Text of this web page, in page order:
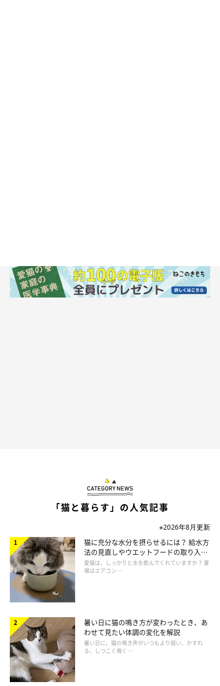
猫が不安や体調不良を抱えていることも
ねこ のきもち 投稿 写真 ギャラリー
これまでひとりで眠っていたのに急に強く密着するようになった
場合や、鳴きながら不安そうに寄ってくる場合は注意が必要で
す。痛みや体調の違和感を抱えている可能性も否定できません。
① 日中も落ち着きがなく飼い主の後を追い続ける
② 物音に過敏に反応する
③ 食欲や排せつに変化がある
こうした変化がみられる場合は、環境のストレスや体調不良が関
係していることもあります。一方で、日中は普段どおり過ごし、
深夜だけ甘えるように寄ってくるのであれば、安心行動のひとつ
「猫と暮らす」の人気記事
※2026年8月更新
猫に充分な水分を摂らせるには？ 給水方
法の見直しやウエットフードの取り入れ
方を解説
愛猫は、しっかりと水を飲んでくれていますか？ 夏
場はエアコン …
暑い日に猫の鳴き方が変わったとき、あ
わせて見たい体調の変化を解説
暑い日に、猫の鳴き声がいつもより弱い、かすれ
る、しつこく鳴く …